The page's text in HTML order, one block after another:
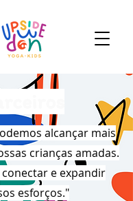
alcançar mais
crianças amadas.
e expandir
esforços."